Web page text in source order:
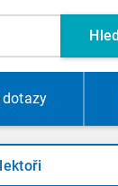
dotazy